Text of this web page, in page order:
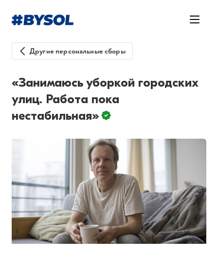
Другие персональные сборы
«Занимаюсь уборкой городских
улиц. Работа пока
нестабильная»